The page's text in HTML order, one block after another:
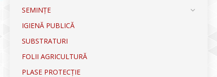
SEMINȚE
IGIENĂ PUBLICĂ
SUBSTRATURI
FOLII AGRICULTURĂ
PLASE PROTECȚIE